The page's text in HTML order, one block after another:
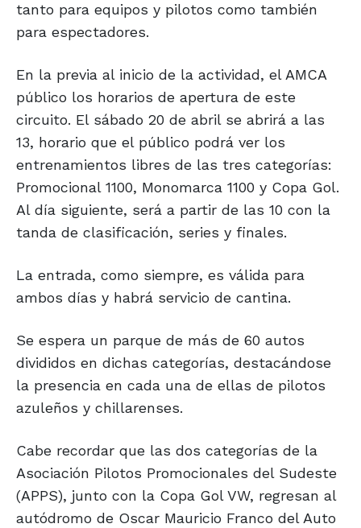
tanto para equipos y pilotos como también
para espectadores.
En la previa al inicio de la actividad, el AMCA
público los horarios de apertura de este
circuito. El sábado 20 de abril se abrirá a las
13, horario que el público podrá ver los
entrenamientos libres de las tres categorías:
Promocional 1100, Monomarca 1100 y Copa Gol.
Al día siguiente, será a partir de las 10 con la
tanda de clasificación, series y finales.
La entrada, como siempre, es válida para
ambos días y habrá servicio de cantina.
Se espera un parque de más de 60 autos
divididos en dichas categorías, destacándose
la presencia en cada una de ellas de pilotos
azuleños y chillarenses.
Cabe recordar que las dos categorías de la
Asociación Pilotos Promocionales del Sudeste
(APPS), junto con la Copa Gol VW, regresan al
autódromo de Oscar Mauricio Franco del Auto